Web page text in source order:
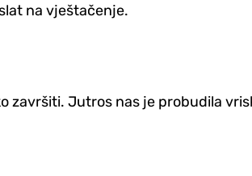
na vještačenje.
završiti. Jutros nas je probudila